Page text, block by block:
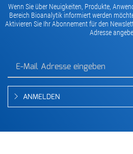
Wenn Sie über Neuigkeiten, Produkte,
Bereich Bioanalytik informiert werden
Aktivieren Sie Ihr Abonnement für den
Adresse
ANMELDEN